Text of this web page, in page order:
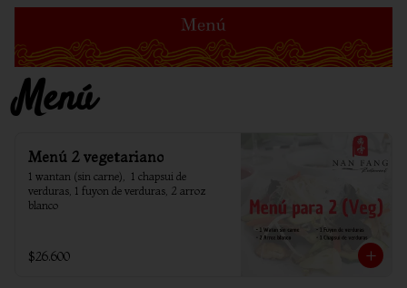
Menú
Menú 2 vegetariano
1 wantan (sin carne),  1 chapsui de
verduras, 1 fuyon de verduras, 2 arroz
blanco
$26.600